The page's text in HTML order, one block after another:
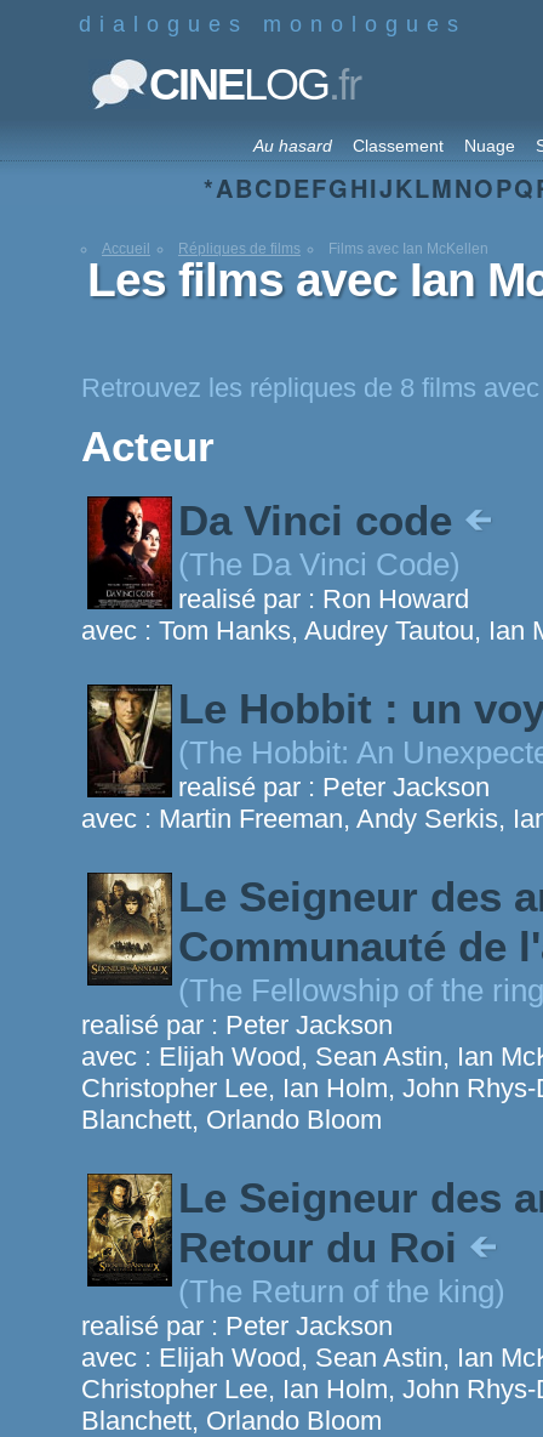
dialogues monologues
CINELOG.fr
Au hasard Classement Nuage
*ABCDEFGHIJKLMNOPQ
Accueil Répliques de films Films avec Ian McKellen
Les films avec Ian
Retrouvez les répliques de 8 films
Acteur
Da Vinci code
(The Da Vinci Code)
realisé par : Ron Howard
avec : Tom Hanks, Audrey Tautou, Ian
Le Hobbit : un
(The Hobbit: An
realisé par : Peter Jackson
avec : Martin Freeman, Andy Serkis,
Le Seigneur des
Communauté de
(The Fellowship of the
realisé par : Peter Jackson
avec : Elijah Wood, Sean Astin, Ian
Christopher Lee, Ian Holm, John
Blanchett, Orlando Bloom
Le Seigneur des
Retour du Roi
(The Return of the king)
realisé par : Peter Jackson
avec : Elijah Wood, Sean Astin, Ian
Christopher Lee, Ian Holm, John
Blanchett, Orlando Bloom